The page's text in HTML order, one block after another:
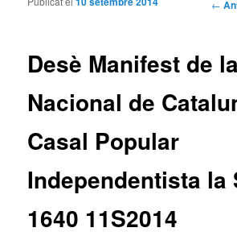
←
Desè Manifest de
Nacional de
Casal Popular
Independentista la
1640 11S2014